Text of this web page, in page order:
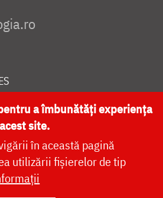
CATEDRALA NAȚIONALĂ
a îmbunătăți experiența
site.
în această pagină
utilizării fișierelor de tip